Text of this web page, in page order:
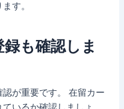
す。
も確認しま
が重要です。 在留カー